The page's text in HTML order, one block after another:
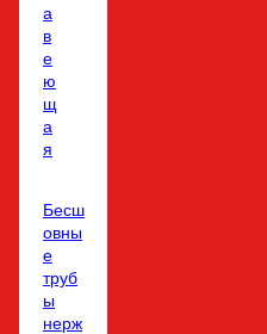
а
в
е
ю
щ
а
я
Бесш
овны
е
труб
ы
нерж